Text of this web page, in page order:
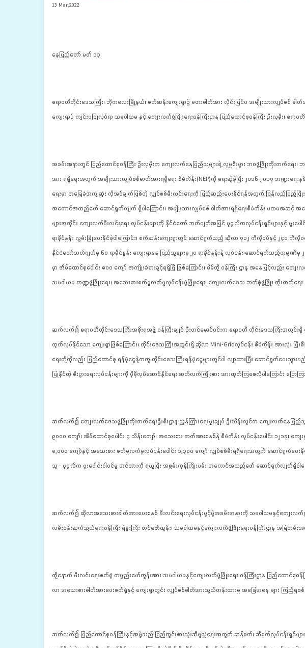
13 Mar,2022
နေပြည်တော် မတ် ၁၃
ဧရာဝတီတိုင်းဒေသကြီး၊ ဘိုကလေးမြို့နယ်၊ စက်ဆန်းကျေးရွာ၌ မဟာဓါတ်အား လိုင်းပြင်ပ အမျိုးသားလျှပ်စစ်
ကျေးရွာ၌ ကျင်းပပြုလုပ်ရာ သမဝါယမ နှင့် ကျေးလက်ဖွံ့ဖြိုးရေးဝန်ကြီးဌာန ပြည်ထောင်စုဝန်ကြီး ဦးလှမိုး၊
အခမ်းအနားတွင် ပြည်ထောင်စုဝန်ကြီး ဦးလှမိုးက ကျေးလက်နေပြည်သူများရဲ့ လူမှုစီးပွား ဘဝဖွံ့ဖြိုးတိုးတက်ရ
အား ရရှိရေးအတွက် အမျိုးသားလျှပ်စစ်ဓာတ်အားရရှိရေး စီမံကိန်း(NEP)ကို ရေးဆွဲခဲ့ပြီး ၂၀၁၆-၂၀၁၇ ဘဏ္ဍာရ
ရေးမှာ အခြေခံအကျဆုံး လိုအပ်ချက်ဖြစ်တဲ့ လျှပ်စစ်မီးလင်းရေးကို ဖြည့်ဆည်းပေးနိုင်ရန်အတွက် ပြန်လည်ပြည့်ဖြိုး
အကောင်အထည်ဖော် ဆောင်ရွက်လျက် ရှိပါကြောင်း၊ အမျိုးသားလျှပ်စစ် ဓါတ်အားရရှိရေးစီမံကိန်း ပထမအဆင့်
များအတိုင်း ကျေးလက်မီးလင်းရေး လုပ်ငန်းများကို နိုင်ငံတော် ဘတ်ဂျက်အပြင် ပုဂ္ဂလိကလုပ်ငန်းရှင်များနှင့်
ရာခိုင်နှုန်း လွှမ်းခြုံပေးနိုင်ခဲ့ပါကြောင်း၊ စက်ဆန်းကျေးရွာတွင် ဆောင်ရွက်သည့် ဆိုလာ ၇၁၂ ကီလိုဝပ်နှင့် ၂၄၀ ကီ
နိုင်ငံတော်ဘတ်ဂျက်မှ ၆၀ ရာခိုင်နှုန်း ကျေးရွာနေ ပြည်သူများမှ ၂၀ ရာခိုင်နှုန်းနဲ့ လုပ်ငန်း ဆောင်ရွက်သည့်ကုမ္ပဏီမှ ၂
မှာ အိမ်ထောင်စုပေါင်း ၈၀၀ ကျော် အကျိုးခံစားခွင့်ရရှိပြီ ဖြစ်ကြောင်း၊ မိမိတို့ ဝန်ကြီး ဌာန အနေဖြင့်လည်း
သမဝါယမ ကဏ္ဍဖွံ့ဖြိုးရေး၊ အသေးစားစက်မှုလက်မှုလုပ်ငန်းဖွံ့ဖြိုးရေး၊ ကျေးလက်ဒေသ ဘက်စုံဖွံ့ဖြိုး တိုးတက်ရေး
ဆက်လက်၍ ဧရာဝတီတိုင်းဒေသကြီးအစိုးရအဖွဲ့ ဝန်ကြီးချုပ် ဦးတင်မောင်ဝင်းက ဧရာဝတီ တိုင်းဒေသကြီးအတွင်းရှိ
ထုတ်လုပ်နိုင်သော ကျေးရွာဖြစ်ကြောင်း၊ တိုင်းဒေသကြီးအတွင်းရှိ ဆိုလာ Mini-Gridလုပ်ငန်း စီမံကိန်း အားလုံး ပ
ရေးတို့ကိုလည်း ပြည်ထောင်စု ရန်ပုံငွေနဲ့တကွ တိုင်းဒေသကြီးရန်ပုံငွေများတွင်ပါ လျာထားပြီး ဆောင်ရွက်ပေးသွာ
ပြုနိုင်တဲ့ စီးပွားရေးလုပ်ငန်းများကို ပိုမိုလုပ်ဆောင်နိုင်ရေး ဆက်လက်ကြိုးစား အားထုတ်ကြစေလိုပါကြောင်း ပြောကြ
ဆက်လက်၍ ကျေးလက်ဒေသဖွံ့ဖြိုးတိုးတက်ရေးဦးစီးဌာန ညွှန်ကြားရေးမှူးချုပ် ဦးသိန်းလွင်က ကျေးလက်နေပြည်သူ
၉၀၀၀ ကျော်၊ အိမ်ထောင်စုပေါင်း ၄ သိန်းကျော်၊ အသေးစား ဓာတ်အားစနစ်နဲ့ စီမံကိန်း လုပ်ငန်းပေါင်း ၁၂၁ခု၊ ကျ
၈,၀၀၀ ကျော်နှင့် အသေးစား စက်မှုလက်မှုလုပ်ငန်းပေါင်း ၁,၃၀၀ ကျော် လျှပ်စစ်မီးရရှိရေးအတွက် ဆောင်ရွက်ပေးနို
သူ - ပုဂ္ဂလိက ပူးပေါင်းပါဝင်မှု အင်အားကို ရယူပြီး အစွမ်းကုန်ကြိုးပမ်း အကောင်အထည်ဖော် ဆောင်ရွက်လျက်ရှိပါက
ဆက်လက်၍ ဆိုလာအသေးစားဓါတ်အားပေးစနစ် မီးလင်းရေးလုပ်ငန်းဖွင့်ပွဲအခမ်းအနားကို သမဝါယမနှင့်ကျေးလက်ဖွံ့
လမ်းပန်းဆက်သွယ်ရေးဝန်ကြီး ရဲမှူးကြီး တင်ဇော်ထွန်း၊ သမဝါယမနှင့်ကျေးလက်ဖွံ့ဖြိုးရေးဝန်ကြီးဌာန အမြဲတမ်
ထို့နောက် မီးလင်းရေးစက်ရုံ ကဗ္ပည်းမော်ကွန်းအား သမဝါယမနှင့်ကျေးလက်ဖွံ့ဖြိုးရေး ဝန်ကြီးဌာန ပြည်ထောင်စု
လာ အသေးစားဓါတ်အားပေးစက်ရုံနှင့် ကျေးရွာတွင်း လျှပ်စစ်ဓါတ်အားသွယ်တန်းထားမှု အခြေအနေ များ ကြည့်ရှုစ
ဆက်လက်၍ ပြည်ထောင်စုဝန်ကြီးနှင့်အဖွဲ့သည် ပြည်တွင်းစားသုံးဆီဖူလုံရေးအတွက် ဆန်စက်၊ ဆီစက်လုပ်ငန်းရှင်များ တာဝ